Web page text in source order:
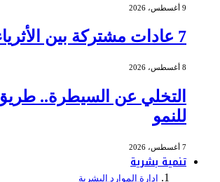
9 أغسطس، 2026
7 عادات مشتركة بين الأثرياء
8 أغسطس، 2026
التخلي عن السيطرة..
للنمو
7 أغسطس، 2026
تنمية بشرية
إدارة الموارد البشرية